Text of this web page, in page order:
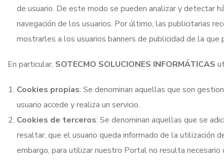
de usuario. De este modo se pueden analizar y detectar
navegación de los usuarios. Por último, las publicitarias
mostrarles a los usuarios banners de publicidad de la
En particular, SOTECMO SOLUCIONES INFORMÁTICAS
Cookies propias: Se denominan aquellas que son
usuario accede y realiza un servicio.
Cookies de terceros: Se denominan aquellas que se
resaltar, que el usuario queda informado de la utilización
embargo, para utilizar nuestro Portal no resulta